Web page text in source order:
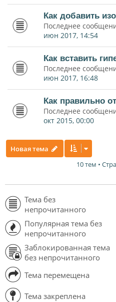
Как добавить
Последнее
июн 2017, 14:54
Как вставить
Последнее
июн 2017, 16:48
Как правильно
Последнее
окт 2015, 00:00
Новая тема
10 тем •
Тема без
непрочитанного
Популярная тема без
непрочитанного
Заблокированная тема
без непрочитанного
Тема перемещена
Тема закреплена